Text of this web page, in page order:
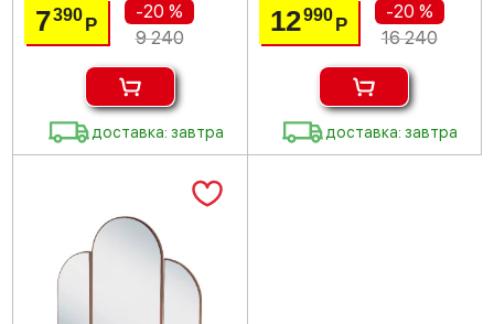
7390Р
-20 %
9 240
доставка: завтра
12990 Р
-20 %
16 240
доставка: завтра